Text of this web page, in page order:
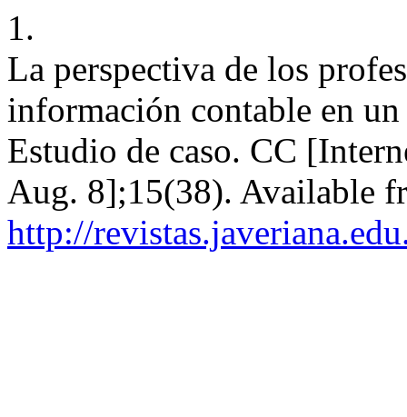
1.
La perspectiva de los
información contable en
Estudio de caso. CC
Aug. 8];15(38). Available
http://